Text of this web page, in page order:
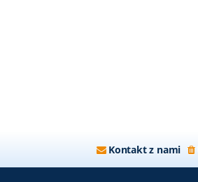
Kontakt z nami